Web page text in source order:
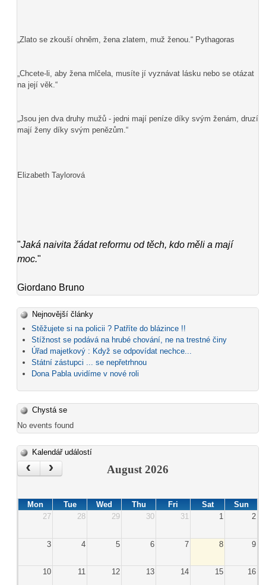
„Zlato se zkouší ohněm, žena zlatem, muž ženou.“ Pythagoras
„Chcete-li, aby žena mlčela, musíte jí vyznávat lásku nebo se otázat
na její věk.“
„Jsou jen dva druhy mužů - jedni mají peníze díky svým ženám, druzí
mají ženy díky svým penězům.“
Elizabeth Taylorová
"Jaká naivita žádat reformu od těch, kdo měli a mají
moc."
Giordano Bruno
Nejnovější články
Stěžujete si na policii ? Patříte do blázince !!
Stížnost se podává na hrubé chování, ne na trestné činy
Úřad majetkový : Když se odpovídat nechce...
Státní zástupci ... se nepřetrhnou
Dona Pabla uvidíme v nové roli
Chystá se
No events found
Kalendář událostí
‹ › August 2026
Mon Tue Wed Thu Fri Sat
Sun
27
28 29 30 31 1 2
3 4 5 6 7 8 9
10 11 12 13 14 15 16